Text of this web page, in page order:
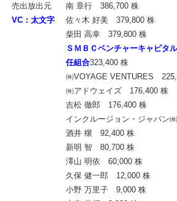
売出放出元
VC：太文字
南 章行 386,700 株
佐々木 好美 379,800 株
柴田 高幸 379,800 株
ＳＭＢＣベンチャーキャピタ
任組合323,400 株
㈱VOYAGE VENTURES
㈱アドウェイズ 176,400 株
吉松 徹郎 176,400 株
インクルージョン・ジャパン
酒井 穣 92,400 株
新明 智 80,700 株
澤山 明依 60,000 株
久保 健一郎 12,000 株
小野 万里子 9,000 株